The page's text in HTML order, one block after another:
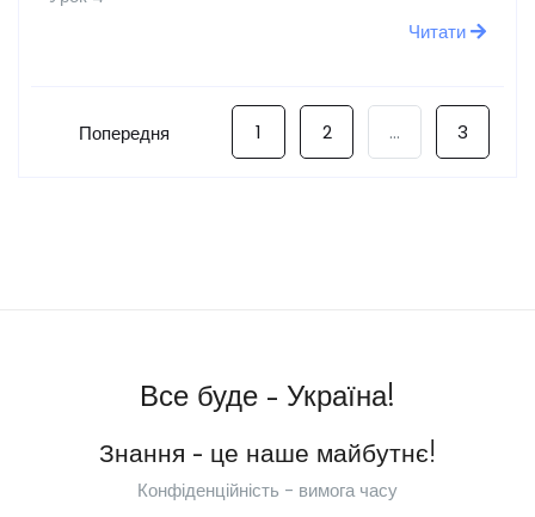
Читати
Попередня 1 2 ... 3
Все буде - Україна!
Знання - це наше майбутнє!
Конфіденційність - вимога часу